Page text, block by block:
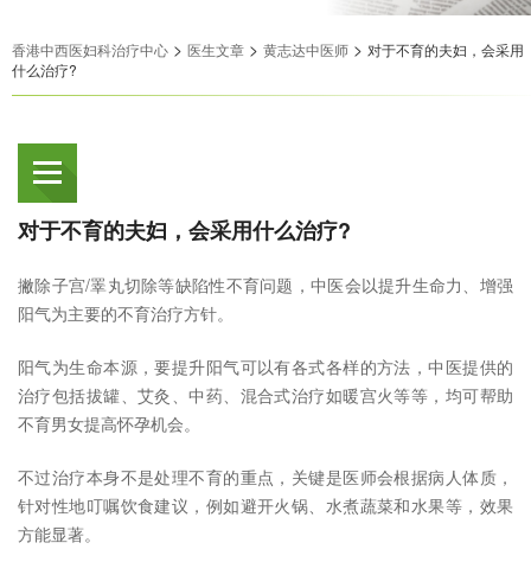
香港中西医妇科治疗中心 > 医生文章 > 黄志达中医师 > 对于不育的夫妇，会采用
什么治疗?
对于不育的夫妇，会采用什么治疗?
撇除子宫/睪丸切除等缺陷性不育问题，中医会以提升生命力、增强
阳气为主要的不育治疗方针。
阳气为生命本源，要提升阳气可以有各式各样的方法，中医提供的
治疗包括拔罐、艾灸、中药、混合式治疗如暖宫火等等，均可帮助
不育男女提高怀孕机会。
不过治疗本身不是处理不育的重点，关键是医师会根据病人体质，
针对性地叮嘱饮食建议，例如避开火锅、水煮蔬菜和水果等，效果
方能显著。